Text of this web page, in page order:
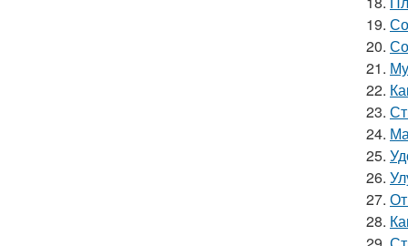
19.
20.
21.
22.
23.
24.
25.
26.
27.
28.